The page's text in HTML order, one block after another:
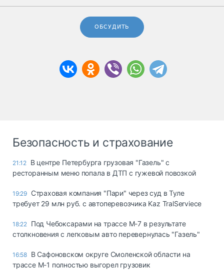
ОБСУДИТЬ
Безопасность и страхование
21:12 В центре Петербурга грузовая "Газель" с
ресторанным меню попала в ДТП с гужевой повозкой
19:29 Страховая компания "Пари" через суд в Туле
требует 29 млн руб. с автоперевозчика Kaz TralServiece
18:22 Под Чебоксарами на трассе М-7 в результате
столкновения с легковым авто перевернулась "Газель"
16:58 В Сафоновском округе Смоленской области на
трассе М-1 полностью выгорел грузовик